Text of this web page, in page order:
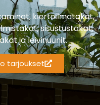
kiertoilmatakat,
sisustustakat,
ja leivinuunit.
tarjoukset